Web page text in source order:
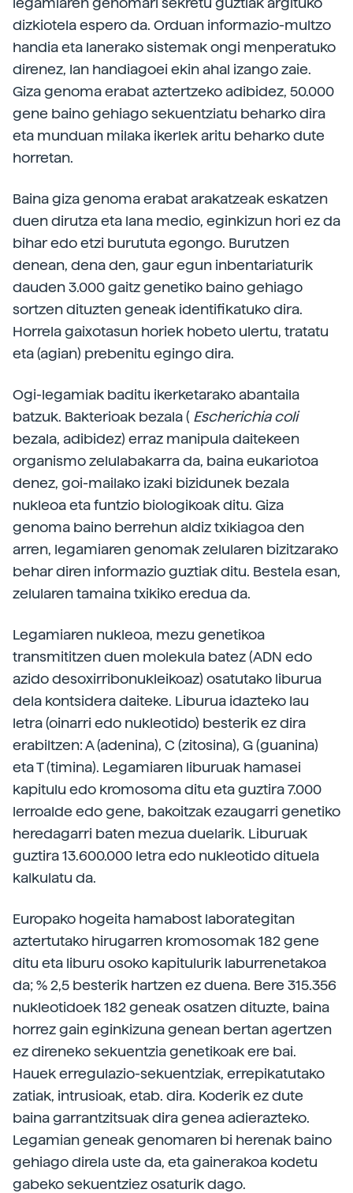
dizkiotela espero da. Orduan informazio-multzo
handia eta lanerako sistemak ongi menperatuko
direnez, lan handiagoei ekin ahal izango zaie.
Giza genoma erabat aztertzeko adibidez, 50.000
gene baino gehiago sekuentziatu beharko dira
eta munduan milaka ikerlek aritu beharko dute
horretan.
Baina giza genoma erabat arakatzeak eskatzen
duen dirutza eta lana medio, eginkizun hori ez da
bihar edo etzi burututa egongo. Burutzen
denean, dena den, gaur egun inbentariaturik
dauden 3.000 gaitz genetiko baino gehiago
sortzen dituzten geneak identifikatuko dira.
Horrela gaixotasun horiek hobeto ulertu, tratatu
eta (agian) prebenitu egingo dira.
Ogi-legamiak baditu ikerketarako abantaila
batzuk. Bakterioak bezala ( Escherichiacoli
bezala, adibidez) erraz manipula daitekeen
organismo zelulabakarra da, baina eukariotoa
denez, goi-mailako izaki bizidunek bezala
nukleoa eta funtzio biologikoak ditu. Giza
genoma baino berrehun aldiz txikiagoa den
arren, legamiaren genomak zelularen bizitzarako
behar diren informazio guztiak ditu. Bestela esan,
zelularen tamaina txikiko eredua da.
Legamiaren nukleoa, mezu genetikoa
transmititzen duen molekula batez (ADN edo
azido desoxirribonukleikoaz) osatutako liburua
dela kontsidera daiteke. Liburua idazteko lau
letra (oinarri edo nukleotido) besterik ez dira
erabiltzen: A (adenina), C (zitosina), G (guanina)
eta T (timina). Legamiaren liburuak hamasei
kapitulu edo kromosoma ditu eta guztira 7.000
lerroalde edo gene, bakoitzak ezaugarri genetiko
heredagarri baten mezua duelarik. Liburuak
guztira 13.600.000 letra edo nukleotido dituela
kalkulatu da.
Europako hogeita hamabost laborategitan
aztertutako hirugarren kromosomak 182 gene
ditu eta liburu osoko kapitulurik laburrenetakoa
da; % 2,5 besterik hartzen ez duena. Bere 315.356
nukleotidoek 182 geneak osatzen dituzte, baina
horrez gain eginkizuna genean bertan agertzen
ez direneko sekuentzia genetikoak ere bai.
Hauek erregulazio-sekuentziak, errepikatutako
zatiak, intrusioak, etab. dira. Koderik ez dute
baina garrantzitsuak dira genea adierazteko.
Legamian geneak genomaren bi herenak baino
gehiago direla uste da, eta gainerakoa kodetu
gabeko sekuentziez osaturik dago.